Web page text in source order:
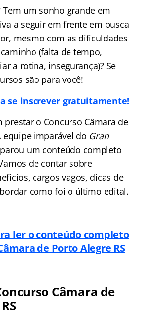
Tem um sonho grande em
a seguir em frente em busca
mesmo com as dificuldades
(falta de tempo,
a rotina, insegurança)? Se
são para você!
se inscrever gratuitamente!
prestar o Concurso Câmara de
equipe imparável do Gran
um conteúdo completo
de contar sobre
cargos vagos, dicas de
como foi o último edital.
ler o conteúdo completo
de Porto Alegre RS
Câmara de